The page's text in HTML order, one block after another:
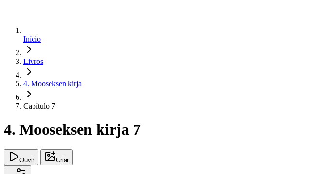
Início
Livros
4. Mooseksen kirja
Capítulo 7
4. Mooseksen kirja 7
Ouvir Criar